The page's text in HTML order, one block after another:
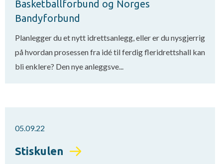
Basketballforbund og Norges
Bandyforbund
Planlegger du et nytt idrettsanlegg, eller er du nysgjerrig
på hvordan prosessen fra idé til ferdig fleridrettshall kan
bli enklere? Den nye anleggsve...
05.09.22
Stiskulen